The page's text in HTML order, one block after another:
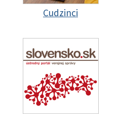
Cudzinci